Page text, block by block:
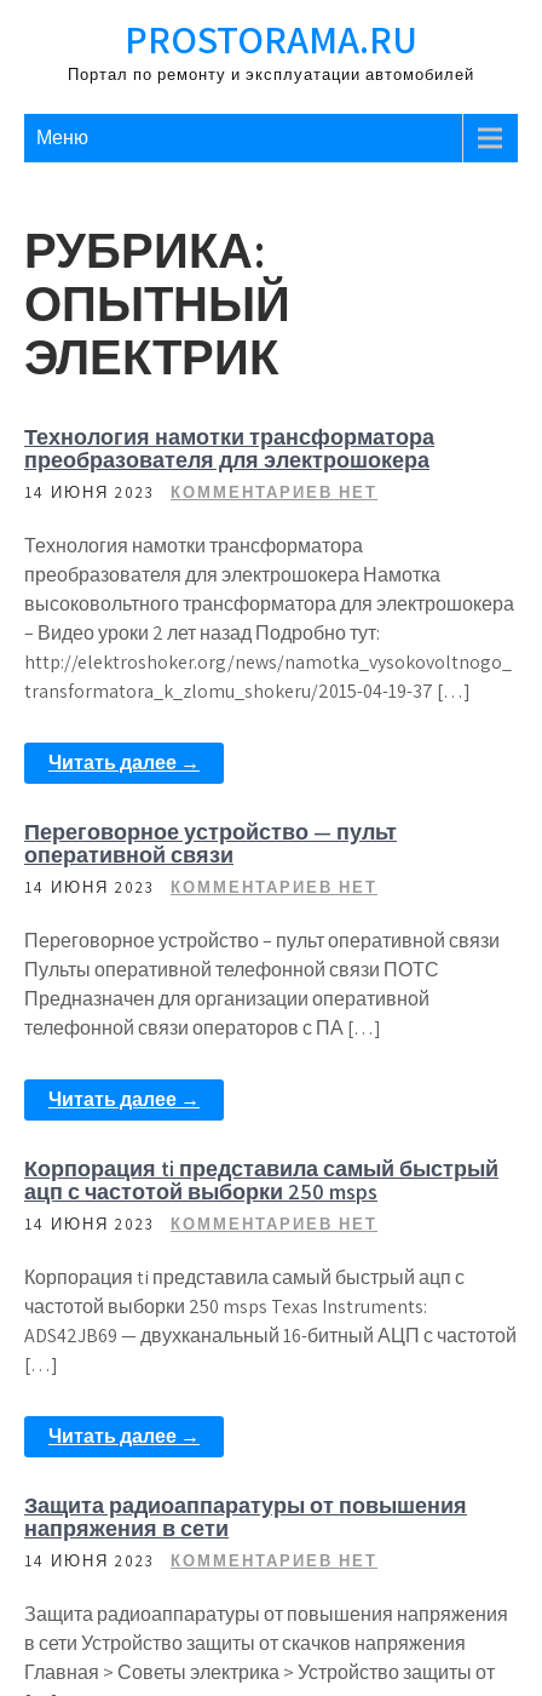
содержимому
PROSTORAMA.RU
Портал по ремонту и эксплуатации автомобилей
Меню
РУБРИКА:
ОПЫТНЫЙ
ЭЛЕКТРИК
Технология намотки трансформатора
преобразователя для электрошокера
14 ИЮНЯ 2023 КОММЕНТАРИЕВ НЕТ
Технология намотки трансформатора
преобразователя для электрошокера Намотка
высоковольтного трансформатора для электрошокера
– Видео уроки 2 лет назад Подробно тут:
http://elektroshoker.org/news/namotka_vysokovoltnogo_
transformatora_k_zlomu_shokeru/2015-04-19-37 […]
Читать далее →
Переговорное устройство — пульт
оперативной связи
14 ИЮНЯ 2023 КОММЕНТАРИЕВ НЕТ
Переговорное устройство – пульт оперативной связи
Пульты оперативной телефонной связи ПОТС
Предназначен для организации оперативной
телефонной связи операторов с ПА […]
Читать далее →
Корпорация ti представила самый быстрый
ацп с частотой выборки 250 msps
14 ИЮНЯ 2023 КОММЕНТАРИЕВ НЕТ
Корпорация ti представила самый быстрый ацп с
частотой выборки 250 msps Texas Instruments:
ADS42JB69 — двухканальный 16-битный АЦП с частотой
[…]
Читать далее →
Защита радиоаппаратуры от повышения
напряжения в сети
14 ИЮНЯ 2023 КОММЕНТАРИЕВ НЕТ
Защита радиоаппаратуры от повышения напряжения
в сети Устройство защиты от скачков напряжения
Главная > Советы электрика > Устройство защиты от